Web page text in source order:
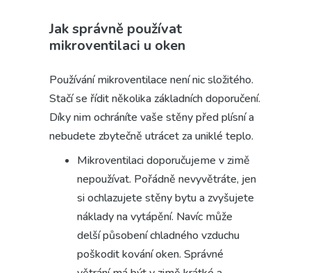
Jak správně používat
mikroventilaci u oken
Používání mikroventilace není nic složitého.
Stačí se řídit několika základních doporučení.
Díky nim ochráníte vaše stěny před plísní a
nebudete zbytečně utrácet za uniklé teplo.
Mikroventilaci doporučujeme v zimě
nepoužívat. Pořádně nevyvětráte, jen
si ochlazujete stěny bytu a zvyšujete
náklady na vytápění. Navíc může
delší působení chladného vzduchu
poškodit kování oken. Správné